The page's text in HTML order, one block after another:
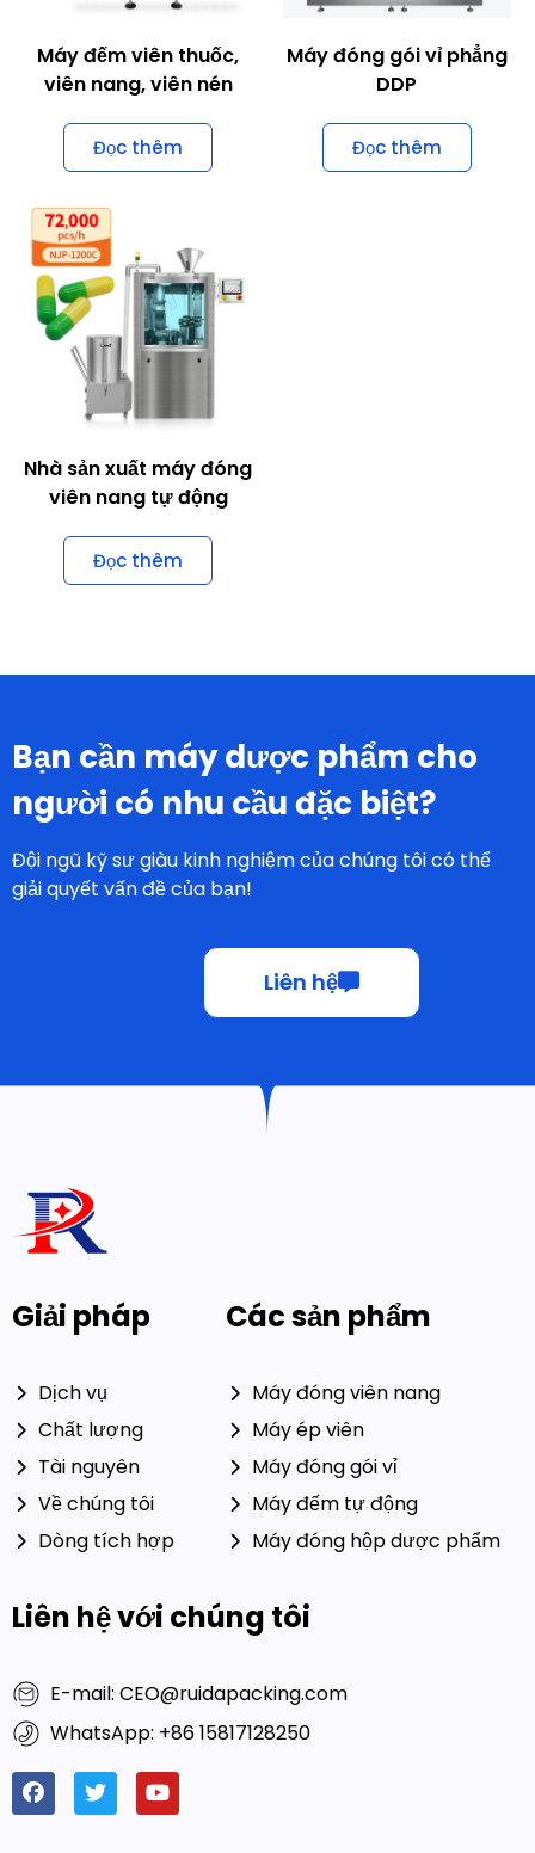
Máy đếm viên thuốc,
viên nang, viên nén
Đọc thêm
Máy đóng gói vỉ phẳng
DDP
Đọc thêm
Nhà sản xuất máy đóng
viên nang tự động
Đọc thêm
Bạn cần máy dược phẩm cho
người có nhu cầu đặc biệt?
Đội ngũ kỹ sư giàu kinh nghiệm của chúng tôi có thể
giải quyết vấn đề của bạn!
Liên hệ
Giải pháp
Dịch vụ
Chất lượng
Tài nguyên
Về chúng tôi
Dòng tích hợp
Các sản phẩm
Máy đóng viên nang
Máy ép viên
Máy đóng gói vỉ
Máy đếm tự động
Máy đóng hộp dược phẩm
Liên hệ với chúng tôi
E-mail: CEO@ruidapacking.com
WhatsApp: +86 15817128250